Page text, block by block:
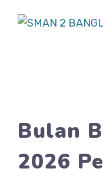
Bulan
2026